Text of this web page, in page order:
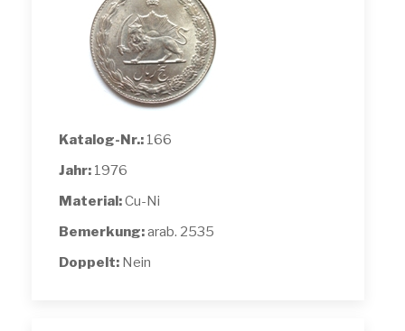
Katalog-Nr.: 166
Jahr: 1976
Material:Cu-Ni
Bemerkung:arab. 2535
Doppelt: Nein